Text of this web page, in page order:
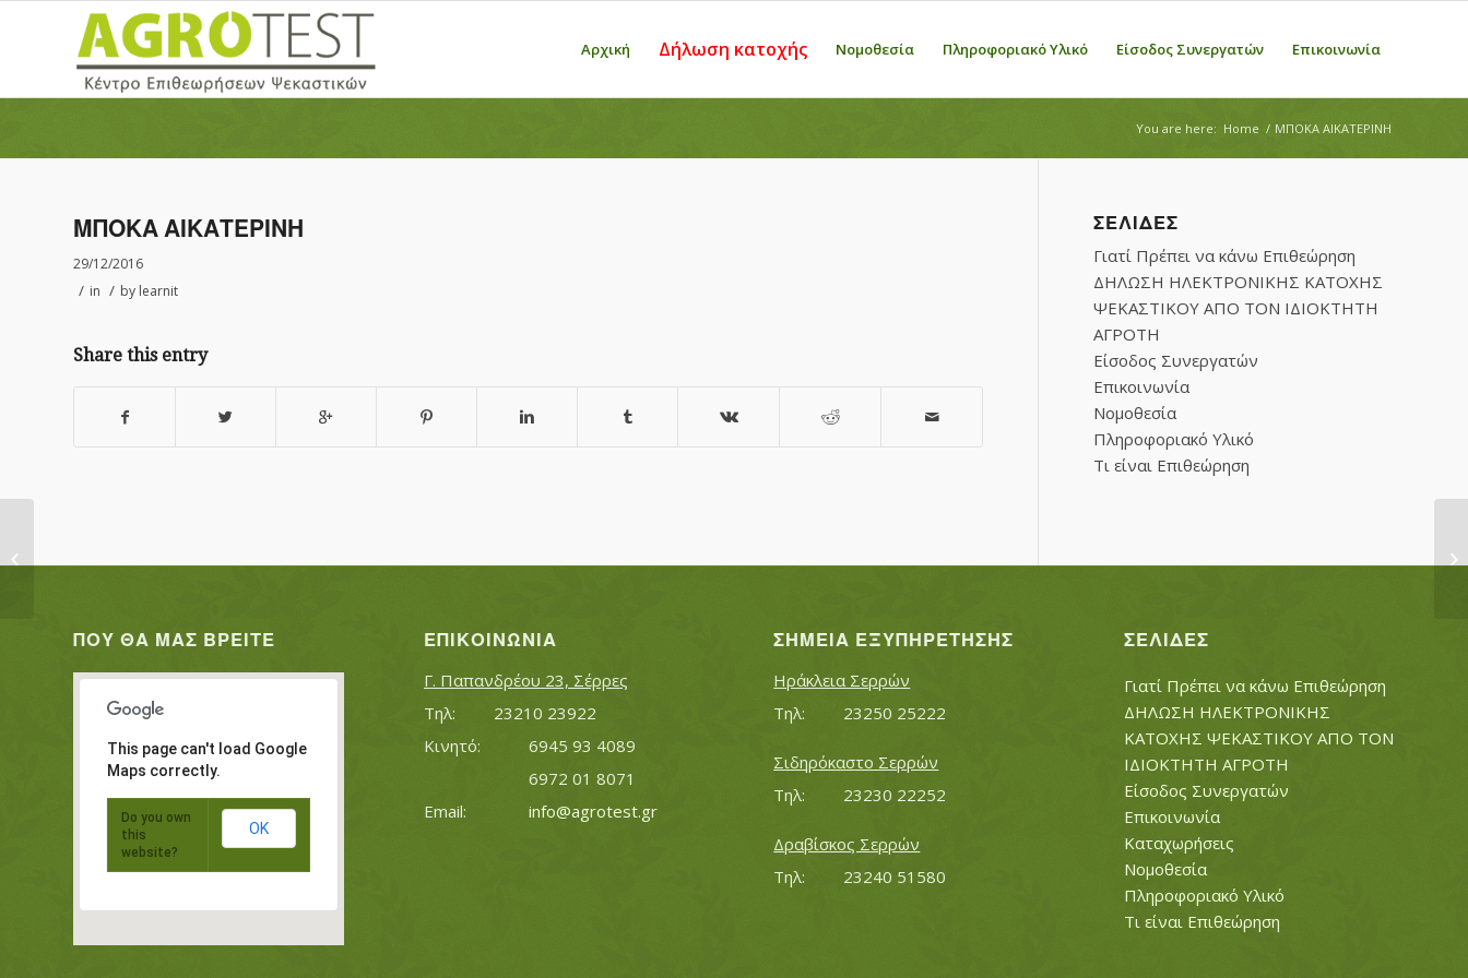
Αρχική Δήλωση κατοχής Νομοθεσία Πληροφοριακό Υλικό Είσοδος Συνεργατών Επικοινωνία
You are here: Home / ΜΠΟΚΑ ΑΙΚΑΤΕΡΙΝΗ
ΜΠΟΚΑ ΑΙΚΑΤΕΡΙΝΗ
29/12/2016
/ in / by learnit
Share this entry
ΣΕΛΊΔΕΣ
Γιατί Πρέπει να κάνω Επιθεώρηση
ΔΗΛΩΣΗ ΗΛΕΚΤΡΟΝΙΚΗΣ ΚΑΤΟΧΗΣ
ΨΕΚΑΣΤΙΚΟΥ ΑΠΟ ΤΟΝ ΙΔΙΟΚΤΗΤΗ
ΑΓΡΟΤΗ
Είσοδος Συνεργατών
Επικοινωνία
Νομοθεσία
Πληροφοριακό Υλικό
Τι είναι Επιθεώρηση
ΠΟΥ ΘΑ ΜΑΣ ΒΡΕΊΤΕ
This page can't load Google
Maps correctly.
Do you own
this
website?
OK
ΕΠΙΚΟΙΝΩΝΊΑ
Γ. Παπανδρέου 23, Σέρρες
Τηλ:		23210 23922
Κινητό:		6945 93 4089
			6972 01 8071
info@agrotest.gr
ΣΗΜΕΊΑ ΕΞΥΠΗΡΈΤΗΣΗΣ
Ηράκλεια Σερρών
Τηλ:		23250 25222
Σιδηρόκαστο Σερρών
Τηλ:		23230 22252
Δραβίσκος Σερρών
Τηλ:		23240 51580
ΣΕΛΊΔΕΣ
Γιατί Πρέπει να κάνω Επιθεώρηση
ΔΗΛΩΣΗ ΗΛΕΚΤΡΟΝΙΚΗΣ
ΚΑΤΟΧΗΣ ΨΕΚΑΣΤΙΚΟΥ ΑΠΟ ΤΟΝ
ΙΔΙΟΚΤΗΤΗ ΑΓΡΟΤΗ
Είσοδος Συνεργατών
Επικοινωνία
Καταχωρήσεις
Νομοθεσία
Πληροφοριακό Υλικό
Τι είναι Επιθεώρηση
ΜΑΔΕΝΟΓΛΟΥ ΔΗΜΗΤΡΙΟ...